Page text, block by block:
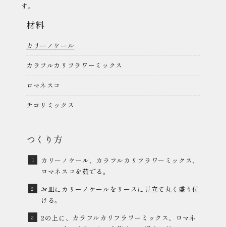
す。
材料
カリーノケール
カラフルカリフラワーミックス
ロマネスコ
チコリミックス
つくり方
カリーノケール、カラフルカリフラワーミックス、
ロマネスコを茹でる。
お皿にカリーノケールをリースに見立て丸く盛り付
ける。
2の上に、カラフルカリフラワーミックス、ロマネ